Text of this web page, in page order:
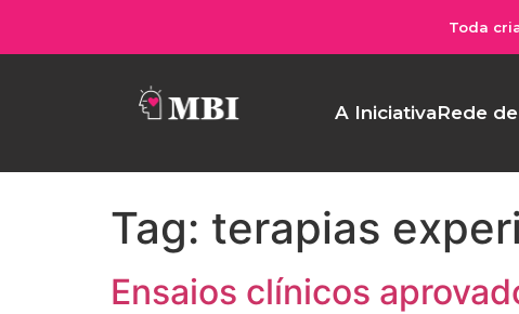
Toda
A IniciativaRede
Tag: terapias
Ensaios clínicos